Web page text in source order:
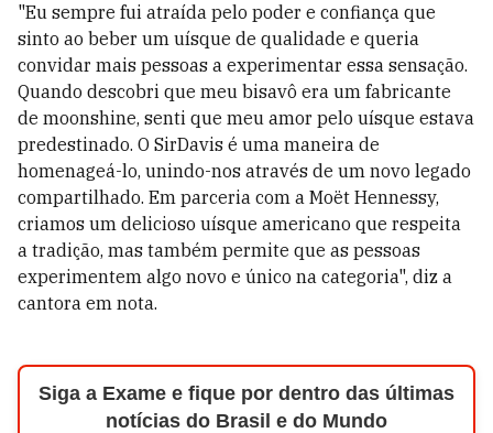
"Eu sempre fui atraída pelo poder e confiança que
sinto ao beber um uísque de qualidade e queria
convidar mais pessoas a experimentar essa sensação.
Quando descobri que meu bisavô era um fabricante
de moonshine, senti que meu amor pelo uísque estava
predestinado. O SirDavis é uma maneira de
homenageá-lo, unindo-nos através de um novo legado
compartilhado. Em parceria com a Moët Hennessy,
criamos um delicioso uísque americano que respeita
a tradição, mas também permite que as pessoas
experimentem algo novo e único na categoria", diz a
cantora em nota.
Siga a Exame e fique por dentro das últimas
notícias do Brasil e do Mundo